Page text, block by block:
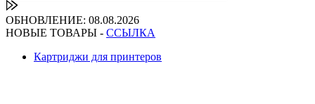
ОБНОВЛЕНИЕ: 08.08.2026
НОВЫЕ ТОВАРЫ - ССЫЛКА
Картриджи для принтеров